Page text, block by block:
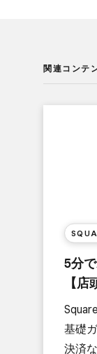
関連コンテ
5分
【店
基礎
決済